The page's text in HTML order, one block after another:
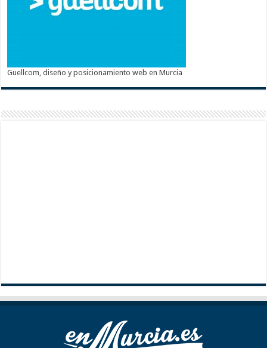
Guellcom, diseño y posicionamiento web en Murcia